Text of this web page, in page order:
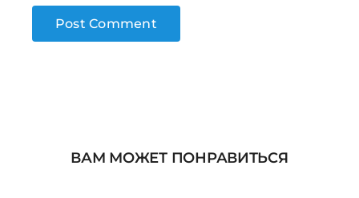
ВАМ МОЖЕТ ПОНРАВИТЬСЯ